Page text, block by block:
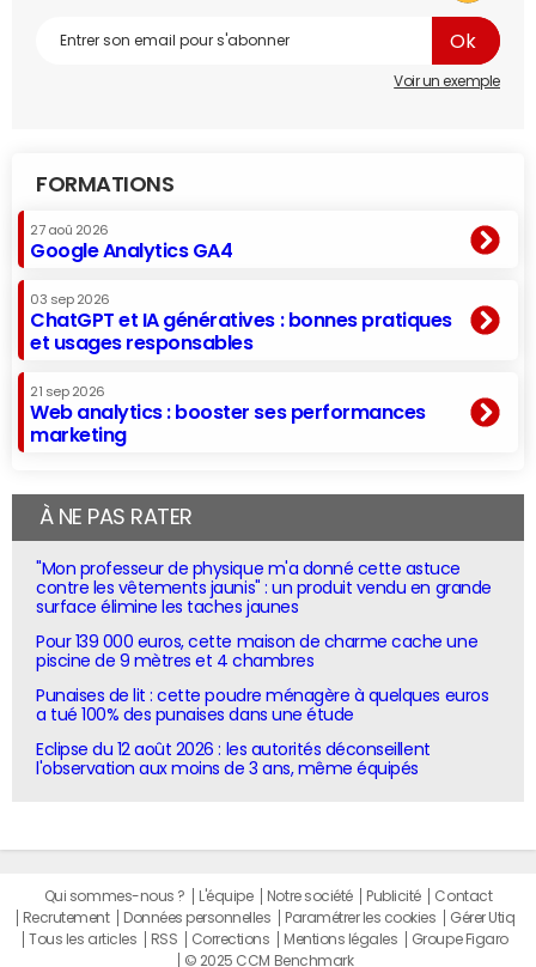
Voir un exemple
FORMATIONS
27 aoû 2026
Google Analytics GA4
03 sep 2026
ChatGPT et IA génératives : bonnes pratiques
et usages responsables
21 sep 2026
Web analytics : booster ses performances
marketing
À NE PAS RATER
"Mon professeur de physique m'a donné cette astuce
contre les vêtements jaunis" : un produit vendu en grande
surface élimine les taches jaunes
Pour 139 000 euros, cette maison de charme cache une
piscine de 9 mètres et 4 chambres
Punaises de lit : cette poudre ménagère à quelques euros
a tué 100% des punaises dans une étude
Eclipse du 12 août 2026 : les autorités déconseillent
l'observation aux moins de 3 ans, même équipés
Qui sommes-nous ? L'équipe Notre société Publicité
Contact
Recrutement
Données personnelles Paramétrer les cookies
Gérer Utiq
Tous les articles
RSS Corrections Mentions légales
Groupe Figaro
© 2025 CCM Benchmark